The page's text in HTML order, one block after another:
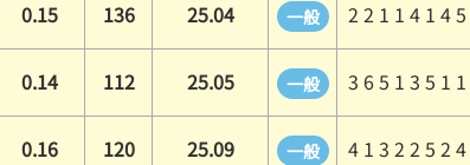
0.15 136 25.04 一般 2 2 1 1 4 1 4
0.14 112 25.05 一般 3 6 5 1 3 5 1
0.16 120 25.09 一般 4 1 3 2 2 5 2